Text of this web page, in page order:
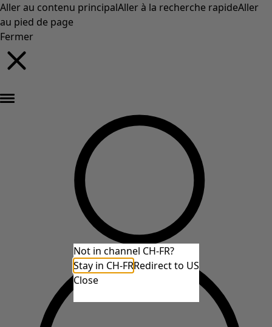
Aller au contenu principalAller à la recherche rapideAller
au pied de page
Fermer
Not in channel CH-FR?
Stay in CH-FRRedirect to US
Close